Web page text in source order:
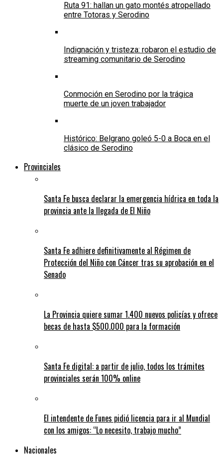
Ruta 91: hallan un gato montés atropellado
entre Totoras y Serodino
Indignación y tristeza: robaron el estudio de
streaming comunitario de Serodino
Conmoción en Serodino por la trágica
muerte de un joven trabajador
Histórico: Belgrano goleó 5-0 a Boca en el
clásico de Serodino
Provinciales
Santa Fe busca declarar la emergencia hídrica en toda la
provincia ante la llegada de El Niño
Santa Fe adhiere definitivamente al Régimen de
Protección del Niño con Cáncer tras su aprobación en el
Senado
La Provincia quiere sumar 1.400 nuevos policías y ofrece
becas de hasta $500.000 para la formación
Santa Fe digital: a partir de julio, todos los trámites
provinciales serán 100% online
El intendente de Funes pidió licencia para ir al Mundial
con los amigos: “Lo necesito, trabajo mucho”
Nacionales